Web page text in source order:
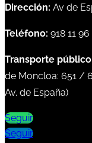
Dirección: Av de
Teléfono: 918 11 96
Transporte público
de Moncloa: 651 /
Av. de España)
Seguir
Seguir